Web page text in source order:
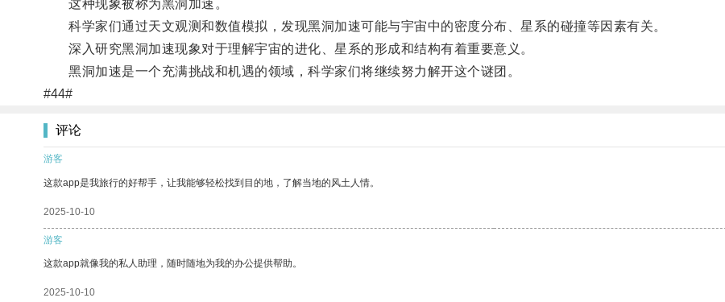
这种现象被称为黑洞加速。
科学家们通过天文观测和数值模拟，发现黑洞加速可能与宇宙中的密度分布、星系的碰撞等因素有关。
深入研究黑洞加速现象对于理解宇宙的进化、星系的形成和结构有着重要意义。
黑洞加速是一个充满挑战和机遇的领域，科学家们将继续努力解开这个谜团。
#44#
评论
游客
这款app是我旅行的好帮手，让我能够轻松找到目的地，了解当地的风土人情。
2025-10-10
游客
这款app就像我的私人助理，随时随地为我的办公提供帮助。
2025-10-10